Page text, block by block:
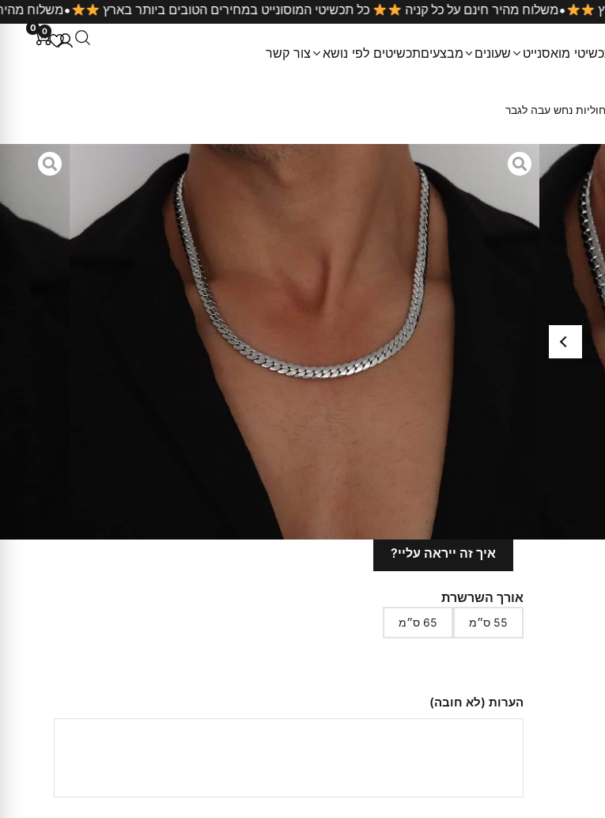
משלוח מהיר חינם על כל קניה כל תכשיטי המוסונייט במחירים הטובים ביותר בארץ • ביותר בארץ
0 0
מואסנייט שעונים מבצעיםתכשיטים לפי נושא צור קשר
נחש עבה לגבר
שרשרת חוליות נחש עבה לגבר
169
שרשרת חוליות נחש עבה מאוד לגבר בצבע כסף
השרשרת עשויה מפלדת אל חלד (סטיינלס סטיל) המאפשר שימוש יום-יומי בכל תנאי
ניתן להתקלח עם השרשרת, להתרחץ בים או בריכה
מידות: אורך השרשרת 55 ס״מ , רוחב 7 מ״מ
אורך השרשרת בתמונה על הדוגמן 55 ס״מ
דגם זה זמין במלאי ויסופק בתוך 3 ימי עסקים – לחילופין ניתן להגיע לאסוף ביום
ההזמנה בתאום מראש
למה הלקוחות שלנו בוחרים בנו?
משלוח חינם
איכות גבוהה
אחריות לשנה
איך זה ייראה עליי?
אורך השרשרת
55 ס״מ 65 ס״מ
הערות (לא חובה)